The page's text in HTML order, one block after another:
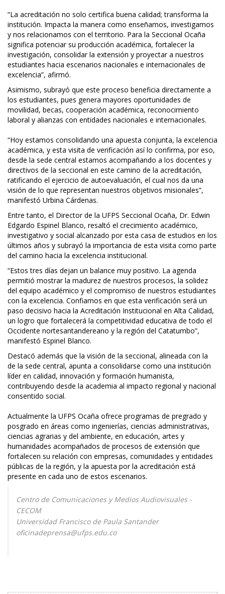
“La acreditación no solo certifica buena calidad; transforma la
institución. Impacta la manera como enseñamos, investigamos
y nos relacionamos con el territorio. Para la Seccional Ocaña
significa potenciar su producción académica, fortalecer la
investigación, consolidar la extensión y proyectar a nuestros
estudiantes hacia escenarios nacionales e internacionales de
excelencia”, afirmó.
Asimismo, subrayó que este proceso beneficia directamente a
los estudiantes, pues genera mayores oportunidades de
movilidad, becas, cooperación académica, reconocimiento
laboral y alianzas con entidades nacionales e internacionales.
“Hoy estamos consolidando una apuesta conjunta, la excelencia
académica, y esta visita de verificación así lo confirma, por eso,
desde la sede central estamos acompañando a los docentes y
directivos de la seccional en este camino de la acreditación,
ratificando el ejercicio de autoevaluación, el cual nos da una
visión de lo que representan nuestros objetivos misionales”,
manifestó Urbina Cárdenas.
Entre tanto, el Director de la UFPS Seccional Ocaña, Dr. Edwin
Edgardo Espinel Blanco, resaltó el crecimiento académico,
investigativo y social alcanzado por esta casa de estudios en los
últimos años y subrayó la importancia de esta visita como parte
del camino hacia la excelencia institucional.
“Estos tres días dejan un balance muy positivo. La agenda
permitió mostrar la madurez de nuestros procesos, la solidez
del equipo académico y el compromiso de nuestros estudiantes
con la excelencia. Confiamos en que esta verificación será un
paso decisivo hacia la Acreditación Institucional en Alta Calidad,
un logro que fortalecerá la competitividad educativa de todo el
Occidente nortesantandereano y la región del Catatumbo”,
manifestó Espinel Blanco.
Destacó además que la visión de la seccional, alineada con la
de la sede central, apunta a consolidarse como una institución
líder en calidad, innovación y formación humanista,
contribuyendo desde la academia al impacto regional y nacional
consentido social.
Actualmente la UFPS Ocaña ofrece programas de pregrado y
posgrado en áreas como ingenierías, ciencias administrativas,
ciencias agrarias y del ambiente, en educación, artes y
humanidades acompañados de procesos de extensión que
fortalecen su relación con empresas, comunidades y entidades
públicas de la región, y la apuesta por la acreditación está
presente en cada uno de estos escenarios.
Centro de Comunicaciones y Medios Audiovisuales -
CECOM
Universidad Francisco de Paula Santander
oficinadeprensa@ufps.edu.co